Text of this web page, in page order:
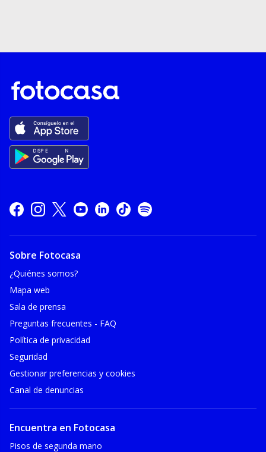
Sobre Fotocasa
¿Quiénes somos?
Mapa web
Sala de prensa
Preguntas frecuentes - FAQ
Política de privacidad
Seguridad
Gestionar preferencias y cookies
Canal de denuncias
Encuentra en Fotocasa
Pisos de segunda mano